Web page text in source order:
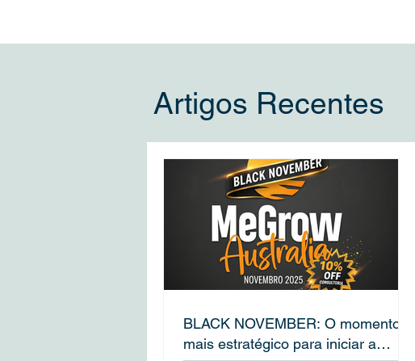
Artigos Recentes
BLACK NOVEMBER: O momento
mais estratégico para iniciar a